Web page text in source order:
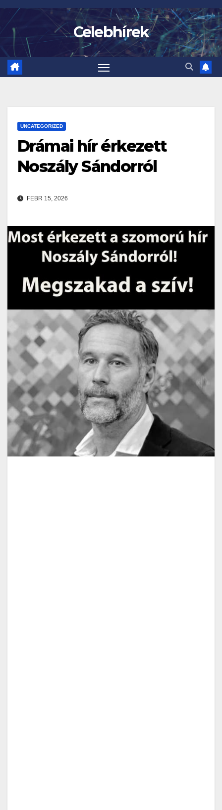
Skip
content
Celebhírek
UNCATEGORIZED
Drámai hír érkezett
Noszály Sándorról
FEBR 15, 2026